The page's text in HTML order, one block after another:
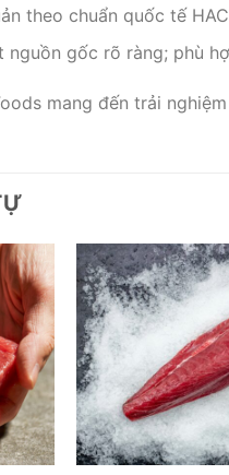
theo chuẩn quốc tế
gốc rõ ràng; phù
mang đến trải